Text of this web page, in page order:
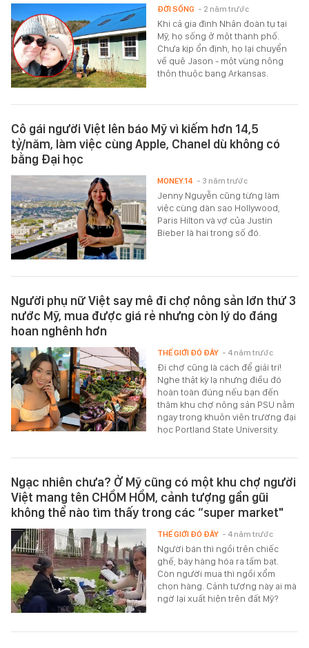
Khi cả gia đình Nhân đoàn tụ tại
Mỹ, họ sống ở một thành phố.
Chưa kịp ổn định, họ lại chuyển
về quê Jason - một vùng nông
thôn thuộc bang Arkansas.
ĐỜI SỐNG - 2 năm trước
Cô gái người Việt lên báo Mỹ vì kiếm hơn 14,5
tỷ/năm, làm việc cùng Apple, Chanel dù không có
bằng Đại học
Jenny Nguyễn cũng từng làm
việc cùng dàn sao Hollywood,
Paris Hilton và vợ của Justin
Bieber là hai trong số đó.
MONEY.14 - 3 năm trước
Người phụ nữ Việt say mê đi chợ nông sản lớn thứ 3
nước Mỹ, mua được giá rẻ nhưng còn lý do đáng
hoan nghênh hơn
Đi chợ cũng là cách để giải trí!
Nghe thật kỳ lạ nhưng điều đó
hoàn toàn đúng nếu bạn đến
thăm khu chợ nông sản PSU nằm
ngay trong khuôn viên trường đại
học Portland State University.
THẾ GIỚI ĐÓ ĐÂY - 4 năm trước
Ngạc nhiên chưa? Ở Mỹ cũng có một khu chợ người
Việt mang tên CHỒM HỔM, cảnh tượng gần gũi
không thể nào tìm thấy trong các “super market"
Người bán thì ngồi trên chiếc
ghế, bày hàng hóa ra tấm bạt.
Còn người mua thì ngồi xổm
chọn hàng. Cảnh tượng này ai mà
ngờ lại xuất hiện trên đất Mỹ?
THẾ GIỚI ĐÓ ĐÂY - 4 năm trước